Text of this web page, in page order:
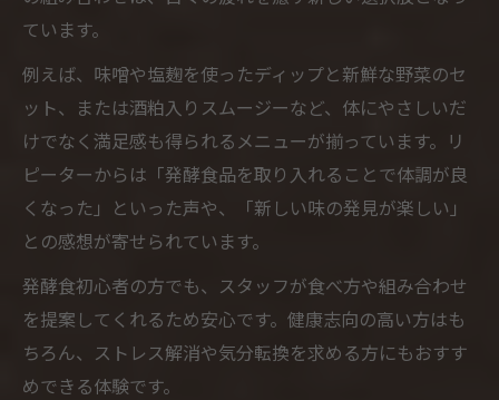
ています。
例えば、味噌や塩麹を使ったディップと新鮮な野菜のセ
ット、または酒粕入りスムージーなど、体にやさしいだ
けでなく満足感も得られるメニューが揃っています。リ
ピーターからは「発酵食品を取り入れることで体調が良
くなった」といった声や、「新しい味の発見が楽しい」
との感想が寄せられています。
発酵食初心者の方でも、スタッフが食べ方や組み合わせ
を提案してくれるため安心です。健康志向の高い方はも
ちろん、ストレス解消や気分転換を求める方にもおすす
めできる体験です。